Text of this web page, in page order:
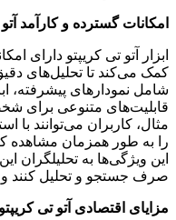
امکانات گسترده و کارآمد
ابزار آتو تی کریپتو دارای
کمک می‌کند تا تحلیل‌های
شامل نمودارهای پیشرفته،
قابلیت‌های متنوعی برای
مثال، کاربران می‌توانند با
را به طور همزمان مشاهده
این ویژگی‌ها به تحلیلگران
صرف جستجو و تحلیل کنند
مزایای اقتصادی آتو تی